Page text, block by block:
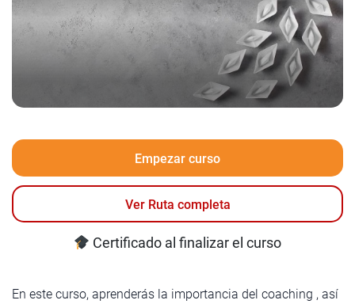
Empezar curso
Ver Ruta completa
Certificado al finalizar el curso
En este curso, aprenderás la importancia del coaching , así